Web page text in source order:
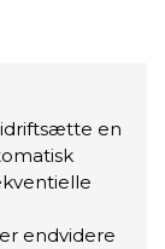
en
endvidere